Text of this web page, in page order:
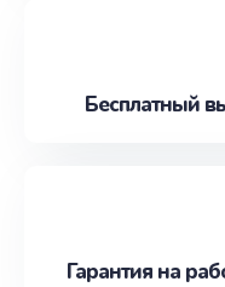
Бесплатный
Гарантия на